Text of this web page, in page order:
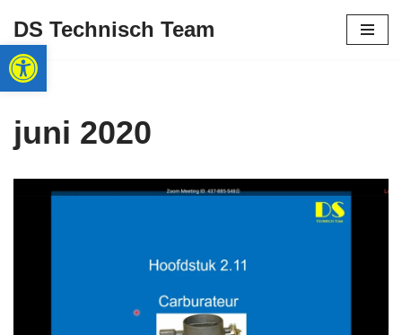
Toolbar openen
Ga
naar
de
DS Technisch Team
juni 2020